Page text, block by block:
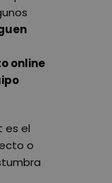
online
es el
o